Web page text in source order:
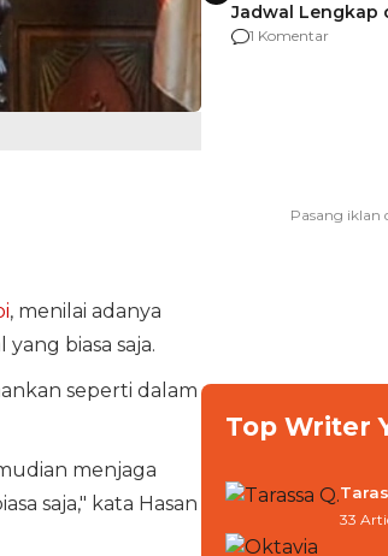
, menilai adanya
biasa saja.
seperti dalam
menjaga
saja," kata Hasan
Jadwal Lengkap
agar Dana Tidak
1 Komentar
Top Writer
33